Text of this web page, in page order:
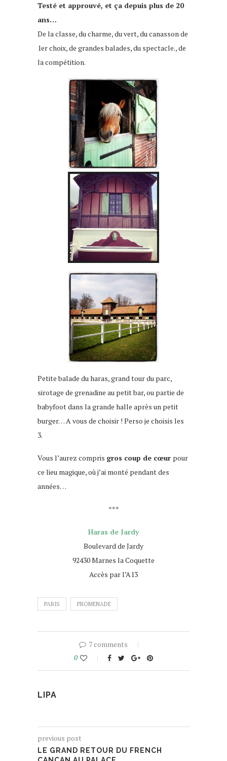
Testé et approuvé, et ça depuis plus de 20
ans…
De la classe, du charme, du vert, du canasson de
1er choix, de grandes balades, du spectacle., de
la compétition.
Petite balade du haras, grand tour du parc,
sirotage de grenadine au petit bar, ou partie de
babyfoot dans la grande halle après un petit
burger… A vous de choisir ! Perso je choisis les
3.
Vous l’aurez compris gros coup de cœur pour
ce lieu magique, où j’ai monté pendant des
années…
***
Haras de Jardy
Boulevard de Jardy
92430 Marnes la Coquette
Accès par l’A13
PARIS PROMENADE
7 comments
0
LIPA
previous post
LE GRAND RETOUR DU FRENCH